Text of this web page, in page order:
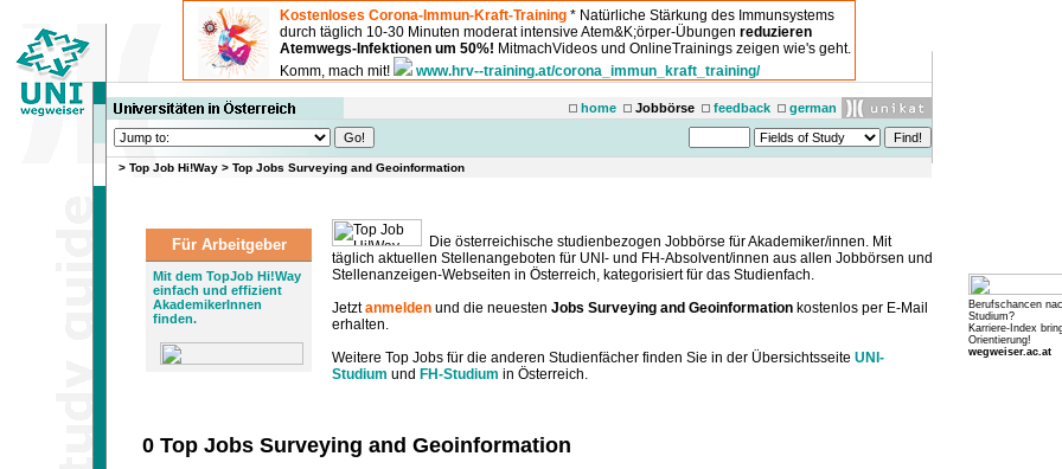
Kostenloses Corona-Immun-Kraft-Training * Natürliche Stärkung des Immunsystems
durch täglich 10-30 Minuten moderat intensive Atem&K;örper-Übungen reduzieren
Atemwegs-Infektionen um 50%! MitmachVideos und OnlineTrainings zeigen wie's geht.
Komm, mach mit!
www.hrv--training.at/corona_immun_kraft_training/
home Jobbörse feedback german
> Top Job Hi!Way > Top Jobs Surveying and Geoinformation
Für Arbeitgeber
Mit dem TopJob Hi!Way
einfach und effizient
AkademikerInnen
finden.
Die österreichische studienbezogen Jobbörse für Akademiker/innen. Mit
täglich aktuellen Stellenangeboten für UNI- und FH-Absolvent/innen aus allen Jobbörsen und
Stellenanzeigen-Webseiten in Österreich, kategorisiert für das Studienfach.
Jetztanmelden und die neuesten Jobs Surveying and Geoinformation kostenlos per E-Mail
erhalten.
Weitere Top Jobs für die anderen Studienfächer finden Sie in der Übersichtsseite UNI-
Studium und FH-Studium in Österreich.
0 Top Jobs Surveying and Geoinformation
Berufschancen
Studium?
Karriere-Index
Orientierung!
wegweiser.ac.at